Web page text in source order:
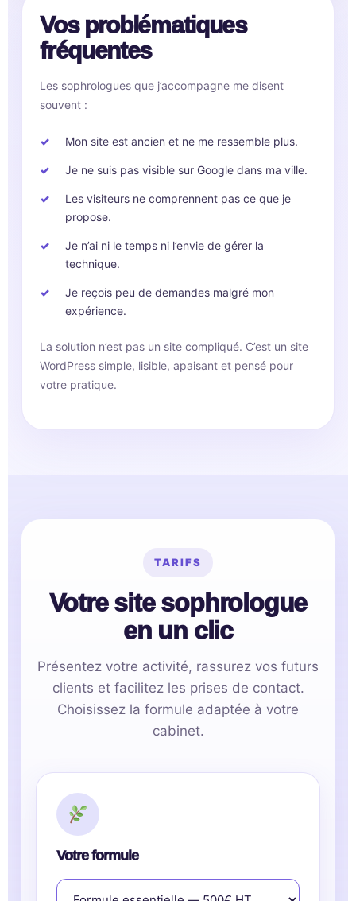
Vos problématiques
fréquentes
Les sophrologues que j’accompagne me disent
souvent :
Mon site est ancien et ne me ressemble plus.
Je ne suis pas visible sur Google dans ma ville.
Les visiteurs ne comprennent pas ce que je
propose.
Je n’ai ni le temps ni l’envie de gérer la
technique.
Je reçois peu de demandes malgré mon
expérience.
La solution n’est pas un site compliqué. C’est un site
WordPress simple, lisible, apaisant et pensé pour
votre pratique.
TARIFS
Votre site sophrologue
en un clic
Présentez votre activité, rassurez vos futurs
clients et facilitez les prises de contact.
Choisissez la formule adaptée à votre
cabinet.
Votre formule